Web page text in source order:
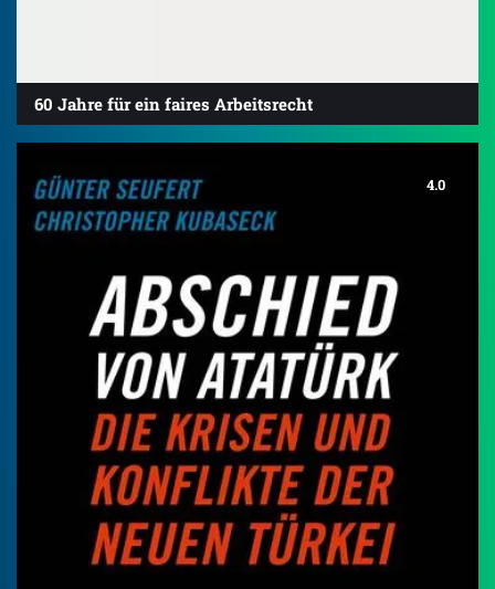
60 Jahre für ein faires Arbeitsrecht
4.0